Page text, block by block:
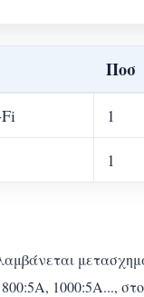
Ποσ
1
1
1000:5A...,